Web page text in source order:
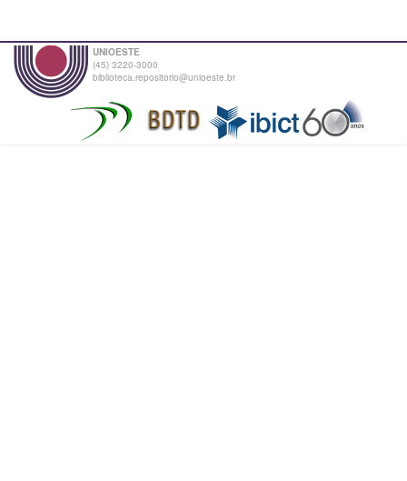
UNIOESTE
(45) 3220-3000
biblioteca.repositorio@unioeste.br